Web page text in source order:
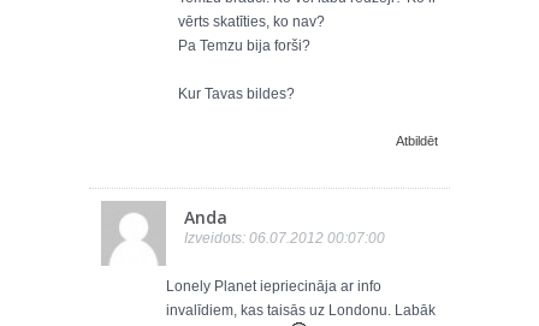
vērts skatīties, ko nav?
Pa Temzu bija forši?
Kur Tavas bildes?
Atbildēt
Anda
Izveidots: 06.07.2012 00:07:00
Lonely Planet iepriecināja ar info
invalīdiem, kas taisās uz Londonu. Labāk